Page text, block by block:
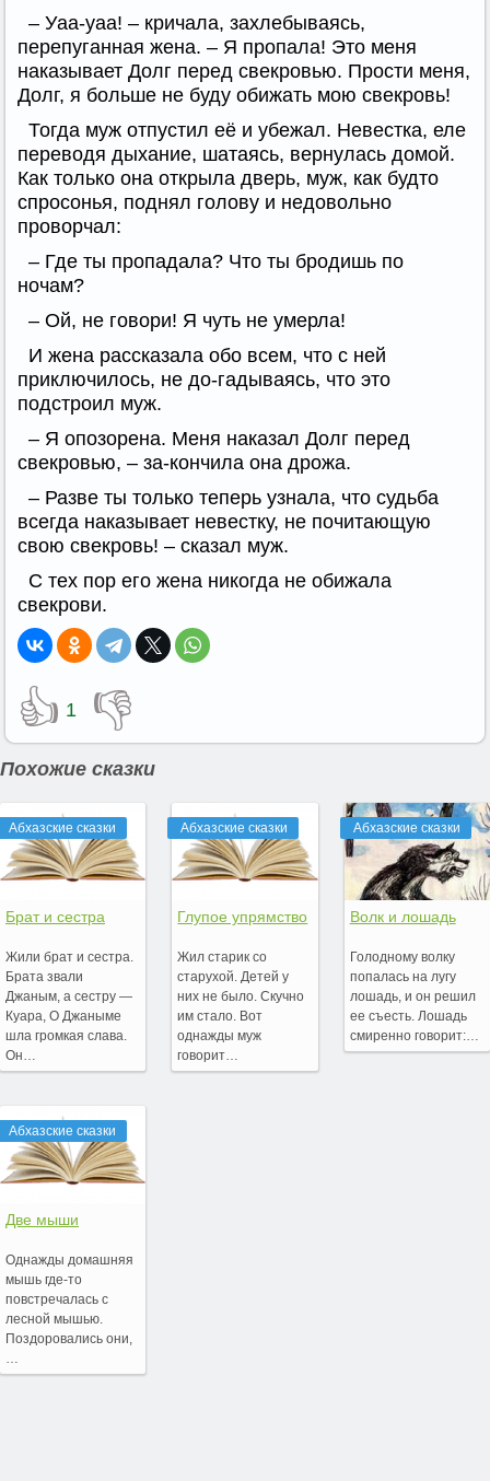
– Уаа-уаа! – кричала, захлебываясь,
перепуганная жена. – Я пропала! Это меня
наказывает Долг перед свекровью. Прости меня,
Долг, я больше не буду обижать мою свекровь!
Тогда муж отпустил её и убежал. Невестка, еле
переводя дыхание, шатаясь, вернулась домой.
Как только она открыла дверь, муж, как будто
спросонья, поднял голову и недовольно
проворчал:
– Где ты пропадала? Что ты бродишь по
ночам?
– Ой, не говори! Я чуть не умерла!
И жена рассказала обо всем, что с ней
приключилось, не до-гадываясь, что это
подстроил муж.
– Я опозорена. Меня наказал Долг перед
свекровью, – за-кончила она дрожа.
– Разве ты только теперь узнала, что судьба
всегда наказывает невестку, не почитающую
свою свекровь! – сказал муж.
С тех пор его жена никогда не обижала
свекрови.
👍 1 👎
Похожие сказки
Абхазские сказки
Брат и сестра
Жили брат и сестра.
Брата звали
Джаным, а сестру —
Куара, О Джаныме
шла громкая слава.
Он…
Абхазские сказки
Две мыши
Однажды домашняя
мышь где-то
повстречалась с
лесной мышью.
Поздоровались они,
Абхазские сказки
Глупое упрямство
Жил старик со
старухой. Детей у
них не было. Скучно
им стало. Вот
однажды муж
говорит…
Абхазские сказки
Волк и лошадь
Голодному волку
попалась на лугу
лошадь, и он решил
ее съесть. Лошадь
смиренно говорит:…